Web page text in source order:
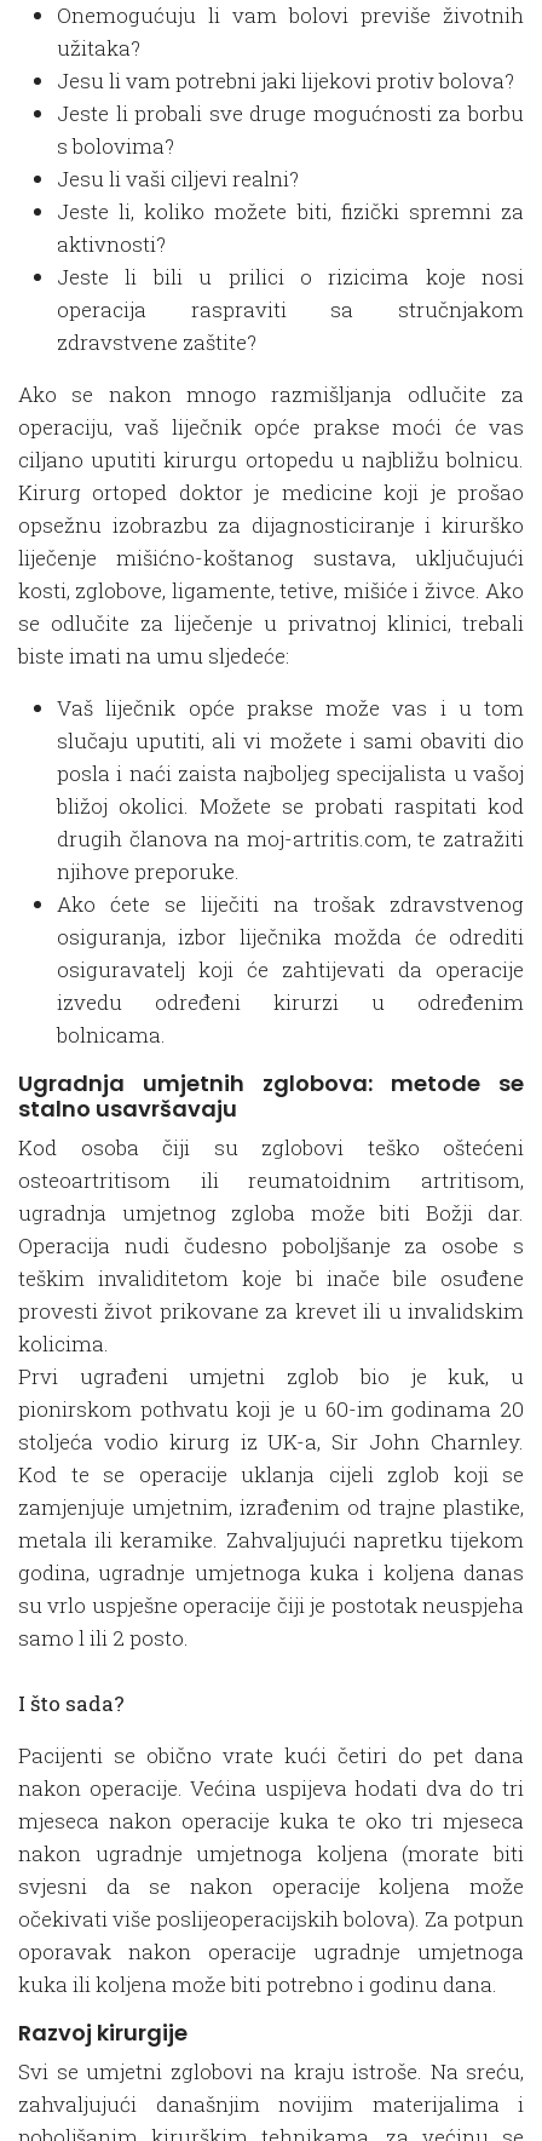
Onemogućuju li vam bolovi previše životnih
užitaka?
Jesu li vam potrebni jaki lijekovi protiv bolova?
Jeste li probali sve druge mogućnosti za borbu
s bolovima?
Jesu li vaši ciljevi realni?
Jeste li, koliko možete biti, fizički spremni za
aktivnosti?
Jeste li bili u prilici o rizicima koje nosi
operacija raspraviti sa stručnjakom
zdravstvene zaštite?
Ako se nakon mnogo razmišljanja odlučite za
operaciju, vaš liječnik opće prakse moći će vas
ciljano uputiti kirurgu ortopedu u najbližu bolnicu.
Kirurg ortoped doktor je medicine koji je prošao
opsežnu izobrazbu za dijagnosticiranje i kirurško
liječenje mišićno-koštanog sustava, uključujući
kosti, zglobove, ligamente, tetive, mišiće i živce. Ako
se odlučite za liječenje u privatnoj klinici, trebali
biste imati na umu sljedeće:
Vaš liječnik opće prakse može vas i u tom
slučaju uputiti, ali vi možete i sami obaviti dio
posla i naći zaista najboljeg specijalista u vašoj
bližoj okolici. Možete se probati raspitati kod
drugih članova na moj-artritis.com, te zatražiti
njihove preporuke.
Ako ćete se liječiti na trošak zdravstvenog
osiguranja, izbor liječnika možda će odrediti
osiguravatelj koji će zahtijevati da operacije
izvedu određeni kirurzi u određenim
bolnicama.
Ugradnja umjetnih zglobova: metode se
stalno usavršavaju
Kod osoba čiji su zglobovi teško oštećeni
osteoartritisom ili reumatoidnim artritisom,
ugradnja umjetnog zgloba može biti Božji dar.
Operacija nudi čudesno poboljšanje za osobe s
teškim invaliditetom koje bi inače bile osuđene
provesti život prikovane za krevet ili u invalidskim
kolicima.
Prvi ugrađeni umjetni zglob bio je kuk, u
pionirskom pothvatu koji je u 60-im godinama 20
stoljeća vodio kirurg iz UK-a, Sir John Charnley.
Kod te se operacije uklanja cijeli zglob koji se
zamjenjuje umjetnim, izrađenim od trajne plastike,
metala ili keramike. Zahvaljujući napretku tijekom
godina, ugradnje umjetnoga kuka i koljena danas
su vrlo uspješne operacije čiji je postotak neuspjeha
samo l ili 2 posto.
I što sada?
Pacijenti se obično vrate kući četiri do pet dana
nakon operacije. Većina uspijeva hodati dva do tri
mjeseca nakon operacije kuka te oko tri mjeseca
nakon ugradnje umjetnoga koljena (morate biti
svjesni da se nakon operacije koljena može
očekivati više poslijeoperacijskih bolova). Za potpun
oporavak nakon operacije ugradnje umjetnoga
kuka ili koljena može biti potrebno i godinu dana.
Razvoj kirurgije
Svi se umjetni zglobovi na kraju istroše. Na sreću,
zahvaljujući današnjim novijim materijalima i